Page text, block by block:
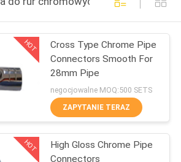
złącza
złącza
52
HOT
Cross Type Chrome Pipe
Connectors Smooth For
28mm Pipe
negocjowalne MOQ:500 SETS
ZAPYTANIE TERAZ
HOT
High Gloss Chrome Pipe
Connectors